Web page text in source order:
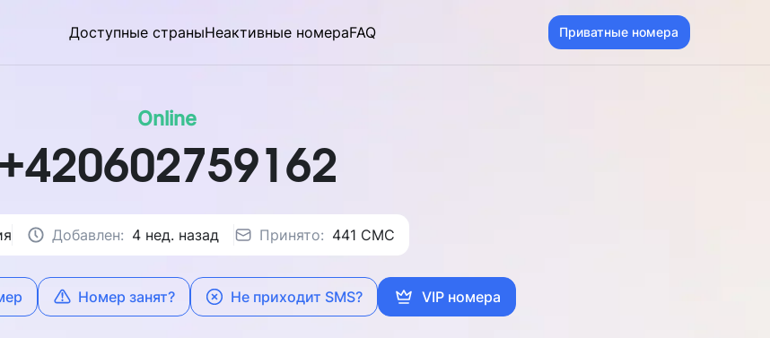
Доступные страныНеактивные номераFAQ Приватные номера
Online
+420602759162
Добавлен: 4 нед. назад Принято: 441 CMC
Номер занят? Не приходит SMS? VIP номера